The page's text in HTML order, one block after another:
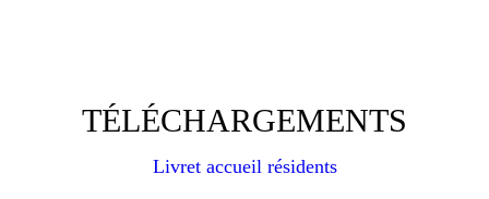
TÉLÉCHARGEMENTS
Livret accueil résidents